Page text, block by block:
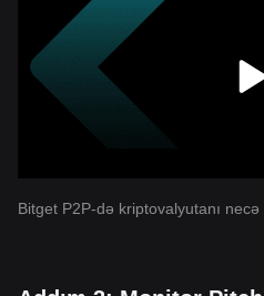
Bitget P2P-də kriptovalyutanı